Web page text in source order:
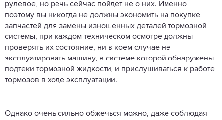
рулевое, но речь сейчас пойдет не о них. Именно
поэтому вы никогда не должны экономить на покупке
запчастей для замены изношенных деталей тормозной
системы, при каждом техническом осмотре должны
проверять их состояние, ни в коем случае не
эксплуатировать машину, в системе которой обнаружены
подтеки тормозной жидкости, и прислушиваться к работе
тормозов в ходе эксплуатации.
Однако очень сильно обжечься можно, даже соблюдая